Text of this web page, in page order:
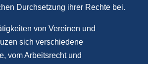
Durchsetzung ihrer Rechte bei.
von Vereinen und
sich verschiedene
vom Arbeitsrecht und